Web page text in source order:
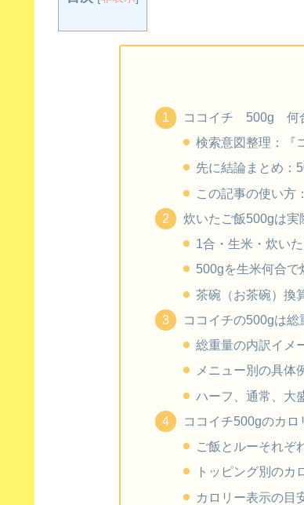
ココイチ 500g 何
検索意図整理：
先に結論まとめ：
この記事の使い方
炊いたご飯500gは実
1合・生米・炊い
500gを生米何合
茶碗（お茶碗）換
ココイチの500gは
総重量の内訳イメ
メニュー別の具体
ハーフ、通常、大
ココイチ500gのカ
ご飯とルーそれぞ
トッピング別のカ
カロリー表示の目